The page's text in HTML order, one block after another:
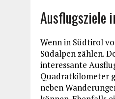
Ausflugsziele
Wenn in Südtirol
Südalpen zählen.
interessante
Quadratkilometer
neben